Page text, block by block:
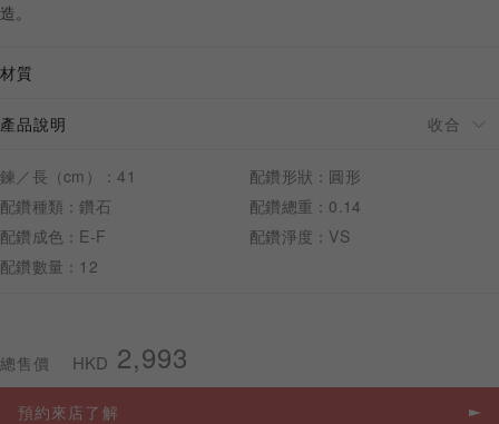
預約來店
造。
材質
產品說明
鍊／長（cm）：41
配鑽形狀：圓形
配鑽種類：鑽石
配鑽總重：0.14
配鑽成色：E-F
配鑽淨度：VS
配鑽數量：12
總售價 HKD 2,993
預約來店了解